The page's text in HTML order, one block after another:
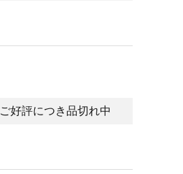
ご好評につき品切れ中